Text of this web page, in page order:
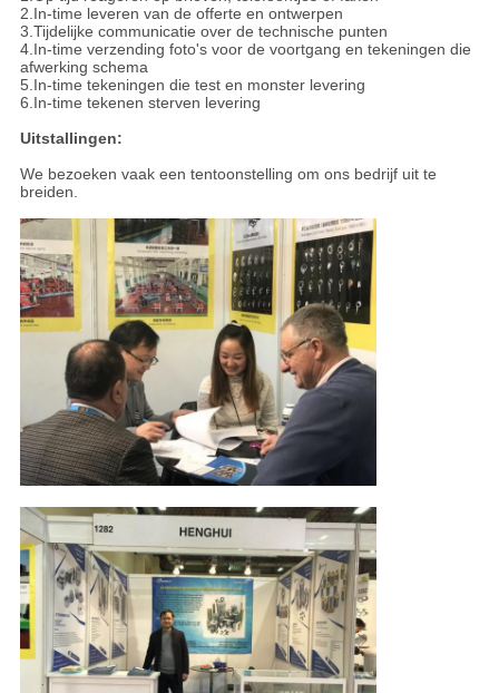
2.In-time leveren van de offerte en ontwerpen
3.Tijdelijke communicatie over de technische punten
4.In-time verzending foto's voor de voortgang en tekeningen die
afwerking schema
5.In-time tekeningen die test en monster levering
6.In-time tekenen sterven levering
Uitstallingen:
We bezoeken vaak een tentoonstelling om ons bedrijf uit te
breiden.